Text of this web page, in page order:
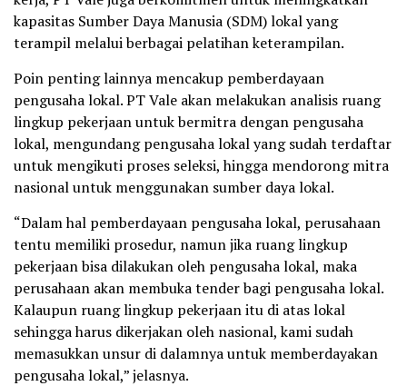
kapasitas Sumber Daya Manusia (SDM) lokal yang
terampil melalui berbagai pelatihan keterampilan.
Poin penting lainnya mencakup pemberdayaan
pengusaha lokal. PT Vale akan melakukan analisis ruang
lingkup pekerjaan untuk bermitra dengan pengusaha
lokal, mengundang pengusaha lokal yang sudah terdaftar
untuk mengikuti proses seleksi, hingga mendorong mitra
nasional untuk menggunakan sumber daya lokal.
“Dalam hal pemberdayaan pengusaha lokal, perusahaan
tentu memiliki prosedur, namun jika ruang lingkup
pekerjaan bisa dilakukan oleh pengusaha lokal, maka
perusahaan akan membuka tender bagi pengusaha lokal.
Kalaupun ruang lingkup pekerjaan itu di atas lokal
sehingga harus dikerjakan oleh nasional, kami sudah
memasukkan unsur di dalamnya untuk memberdayakan
pengusaha lokal,” jelasnya.